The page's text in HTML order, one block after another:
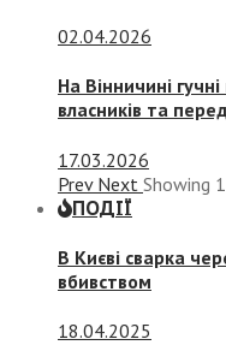
02.04.2026
На Вінничині
власників та
17.03.2026
Prev Next Showing 1
ПОДІЇ
В Києві сварка
вбивством
18.04.2025